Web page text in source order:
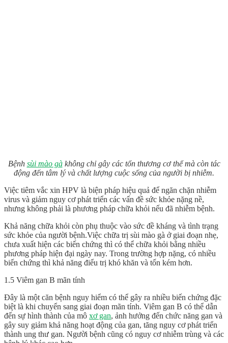
Bệnh sùi mào gàkhông chỉ gây các tổn thương cơ thể mà còn tác
động đến tâm lý và chất lượng cuộc sống của người bị nhiễm.
Việc tiêm vắc xin HPV là biện pháp hiệu quả để ngăn chặn nhiễm
virus và giảm nguy cơ phát triển các vấn đề sức khỏe nặng nề,
nhưng không phải là phương pháp chữa khỏi nếu đã nhiễm bệnh.
Khả năng chữa khỏi còn phụ thuộc vào sức đề kháng và tình trạng
sức khỏe của người bệnh.Việc chữa trị sùi mào gà ở giai đoạn nhẹ,
chưa xuất hiện các biến chứng thì có thể chữa khỏi bằng nhiều
phương pháp hiện đại ngày nay. Trong trường hợp nặng, có nhiều
biến chứng thì khả năng điểu trị khó khăn và tốn kém hơn.
1.5 Viêm gan B mãn tính
Đây là một căn bệnh nguy hiểm có thể gây ra nhiều biến chứng đặc
biệt là khi chuyển sang giai đoạn mãn tính. Viêm gan B có thể dẫn
đến sự hình thành của mô xơ gan, ảnh hưởng đến chức năng gan và
gây suy giảm khả năng hoạt động của gan, tăng nguy cơ phát triển
thành ung thư gan. Người bệnh cũng có nguy cơ nhiễm trùng và các